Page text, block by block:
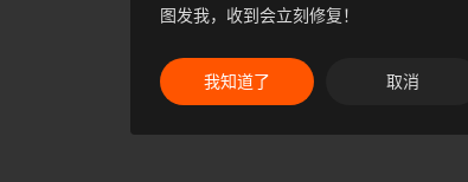
图发我，收到会立刻修复！
我知道了 取消